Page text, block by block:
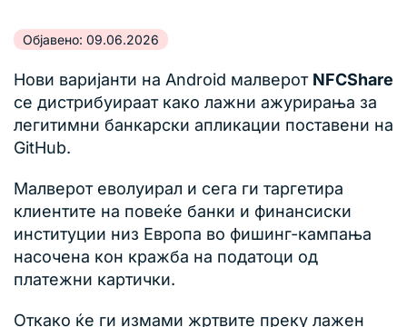
Објавено: 09.06.2026
Нови варијанти на Android малверот NFCShare
се дистрибуираат како лажни ажурирања за
легитимни банкарски апликации поставени на
GitHub.
Малверот еволуирал и сега ги таргетира
клиентите на повеќе банки и финансиски
институции низ Европа во фишинг-кампања
насочена кон кражба на податоци од
платежни картички.
Откако ќе ги измами жртвите преку лажен